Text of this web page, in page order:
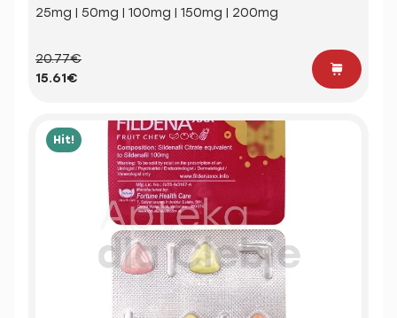
25mg | 50mg | 100mg | 150mg | 200mg
20.77€
15.61€
Hit!